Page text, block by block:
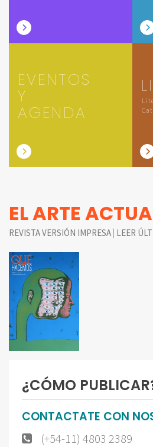
EVENTOS
Y
AGENDA
EL ARTE
REVISTA VERSIÓN IMPRESA | LEER
¿CÓMO
CONTACTATE CON
(+54-11) 4803 2389